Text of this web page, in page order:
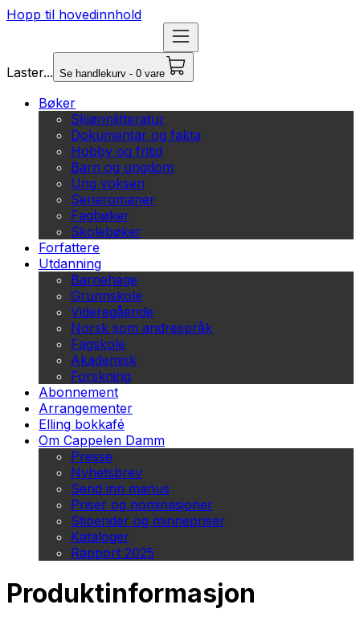
Hopp til hovedinnhold
Laster... Se handlekurv - 0 vare
Bøker
Skjønnlitteratur
Dokumentar og fakta
Hobby og fritid
Barn og ungdom
Ung voksen
Serieromaner
Fagbøker
Skolebøker
Forfattere
Utdanning
Barnehage
Grunnskole
Videregående
Norsk som andrespråk
Fagskole
Akademisk
Forskning
Abonnement
Arrangementer
Elling bokkafé
Om Cappelen Damm
Presse
Nyhetsbrev
Send inn manus
Priser og nominasjoner
Stipender og minnepriser
Kataloger
Rapport 2025
Produktinformasjon